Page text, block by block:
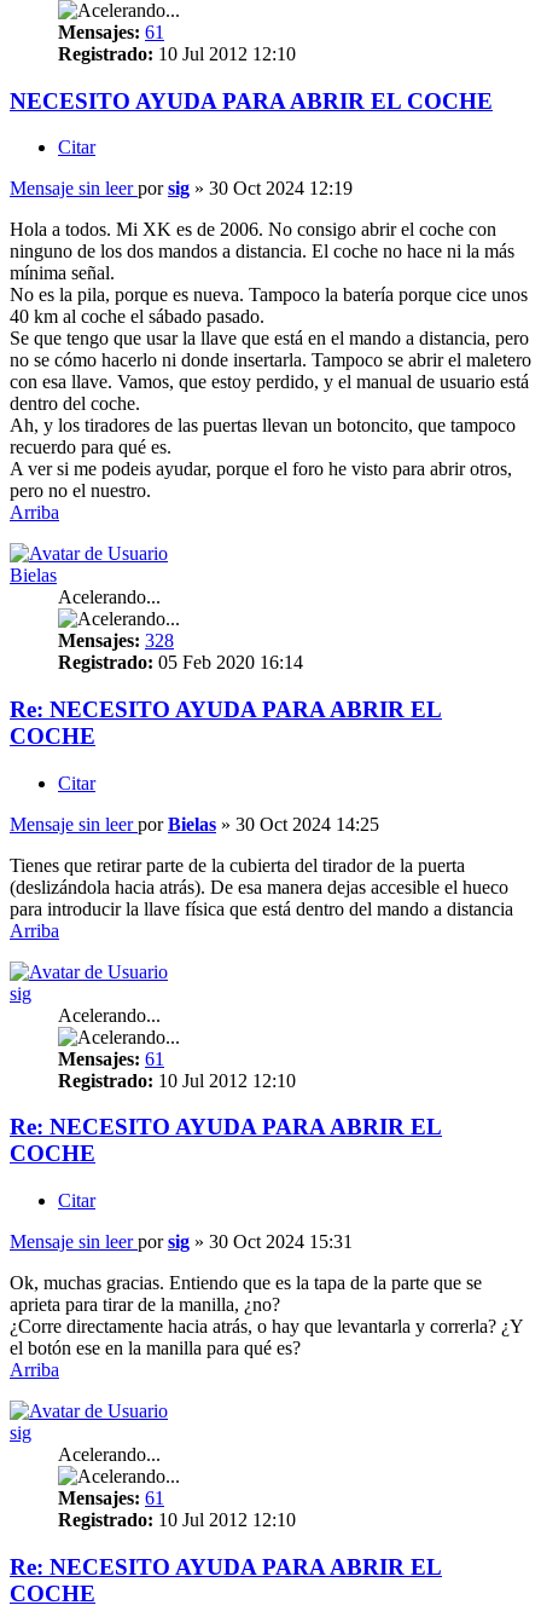
Mensajes: 61
Registrado: 10 Jul 2012 12:10
NECESITO AYUDA PARA ABRIR EL COCHE
Citar
Mensaje sin leer porsig » 30 Oct 2024 12:19
Hola a todos. Mi XK es de 2006. No consigo abrir el coche con
ninguno de los dos mandos a distancia. El coche no hace ni la más
mínima señal.
No es la pila, porque es nueva. Tampoco la batería porque cice unos
40 km al coche el sábado pasado.
Se que tengo que usar la llave que está en el mando a distancia, pero
no se cómo hacerlo ni donde insertarla. Tampoco se abrir el maletero
con esa llave. Vamos, que estoy perdido, y el manual de usuario está
dentro del coche.
Ah, y los tiradores de las puertas llevan un botoncito, que tampoco
recuerdo para qué es.
A ver si me podeis ayudar, porque el foro he visto para abrir otros,
pero no el nuestro.
Arriba
Bielas
Acelerando...
Mensajes: 328
Registrado: 05 Feb 2020 16:14
Re: NECESITO AYUDA PARA ABRIR EL
COCHE
Citar
Mensaje sin leer porBielas » 30 Oct 2024 14:25
Tienes que retirar parte de la cubierta del tirador de la puerta
(deslizándola hacia atrás). De esa manera dejas accesible el hueco
para introducir la llave física que está dentro del mando a distancia
Arriba
sig
Acelerando...
Mensajes: 61
Registrado: 10 Jul 2012 12:10
Re: NECESITO AYUDA PARA ABRIR EL
COCHE
Citar
Mensaje sin leer porsig » 30 Oct 2024 15:31
Ok, muchas gracias. Entiendo que es la tapa de la parte que se
aprieta para tirar de la manilla, ¿no?
¿Corre directamente hacia atrás, o hay que levantarla y correrla? ¿Y
el botón ese en la manilla para qué es?
Arriba
sig
Acelerando...
Mensajes: 61
Registrado: 10 Jul 2012 12:10
Re: NECESITO AYUDA PARA ABRIR EL
COCHE